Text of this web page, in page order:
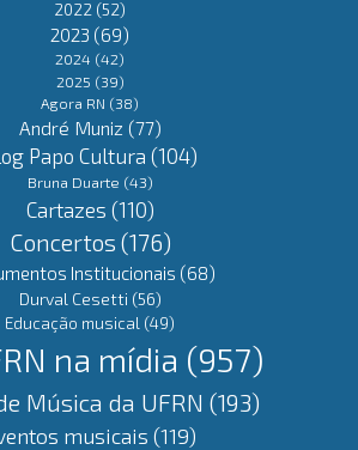
2022 (52)
2023 (69)
2024 (42)
2025 (39)
Agora RN (38)
André Muniz (77)
Papo Cultura (104)
Bruna Duarte (43)
Cartazes (110)
Concertos (176)
Institucionais (68)
Durval Cesetti (56)
Educação musical (49)
na mídia (957)
Música da UFRN (193)
musicais (119)